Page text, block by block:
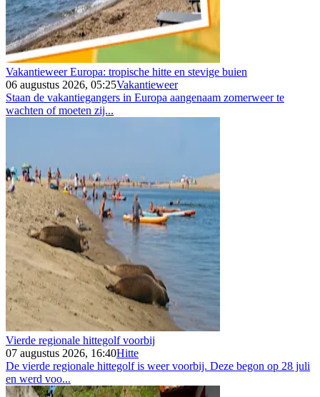
Vakantieweer Europa: tropische hitte en stevige buien
06 augustus 2026, 05:25Vakantieweer
Staan de vakantiegangers in Europa aangenaam zomerweer te
wachten of moeten zij...
Vierde regionale hittegolf voorbij
07 augustus 2026, 16:40Hitte
De vierde regionale hittegolf is weer voorbij. Deze begon op 28 juli
en werd voo...